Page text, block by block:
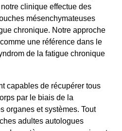
clinique effectue des
mésenchymateuses
chronique. Notre approche
une référence dans le
de la fatigue chronique
capables de récupérer tous
par le biais de la
organes et systèmes. Tout
adultes autologues